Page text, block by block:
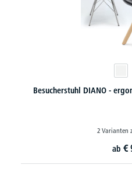
Besucherstuhl DIANO -
2 Varianten
ab €